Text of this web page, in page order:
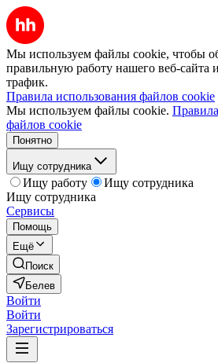
Мы используем файлы cookie, чтобы
правильную работу нашего веб-сайта
трафик.
Правила использования файлов cookie
Мы используем файлы cookie.
файлов cookie
Понятно
Ищу сотрудника
Ищу работу
Ищу сотрудника
Ищу сотрудника
Сервисы
Помощь
Ещё
Поиск
Белев
Войти
Войти
Зарегистрироваться